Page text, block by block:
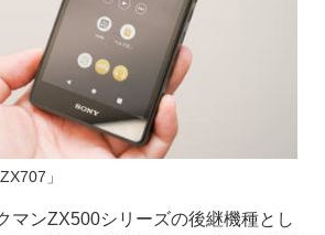
」
マンZX500シリーズの後継機種とし